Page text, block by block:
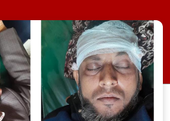
হাতুড়ি ও ধারালো অস্ত্র দিয়ে
ঘটে। আহতদের মধ্যে
গুরুতর হওয়ায় উপজেলা স্বাস্থ্য
শের-ই-বাংলা মেডিকেল
[…]